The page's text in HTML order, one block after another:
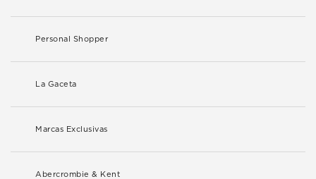
Personal Shopper
La Gaceta
Marcas Exclusivas
Abercrombie & Kent